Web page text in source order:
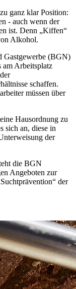
ganz klar Position:
- auch wenn der
ist. Denn „Kiffen“
Alkohol.
Gastgewerbe (BGN)
am Arbeitsplatz
schaffen.
müssen über
Hausordnung zu
sich an, diese in
der
die BGN
Angeboten zur
der